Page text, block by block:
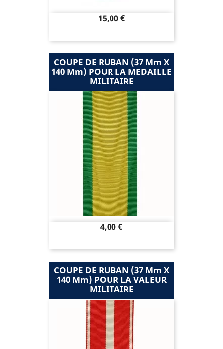
Prix
15,00 €
COUPE DE RUBAN (37 Mm X
140 Mm) POUR LA MEDAILLE
MILITAIRE
Prix
4,00 €
COUPE DE RUBAN (37 Mm X
140 Mm) POUR LA VALEUR
MILITAIRE